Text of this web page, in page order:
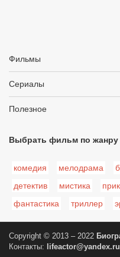
Фильмы
Сериалы
Полезное
Выбрать фильм по жанру
комедия мелодрама
детектив
мистика
фантастика
триллер
Copyright © 2013 – 2022
Контакты:
lifeactor@yandex.ru